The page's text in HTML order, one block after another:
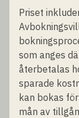
Priset
som anges
återbetalas
sparade
kan bokas
mån av